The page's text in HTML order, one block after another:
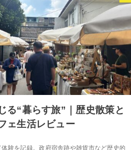
る“暮らす旅”｜歴史散策と
ェ生活レビュー
体験を記録。政府宿舎跡や雑貨市など歴史的